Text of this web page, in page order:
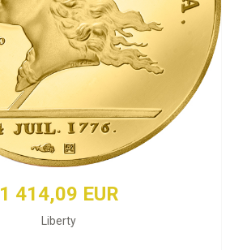
1 414,09 EUR
Liberty